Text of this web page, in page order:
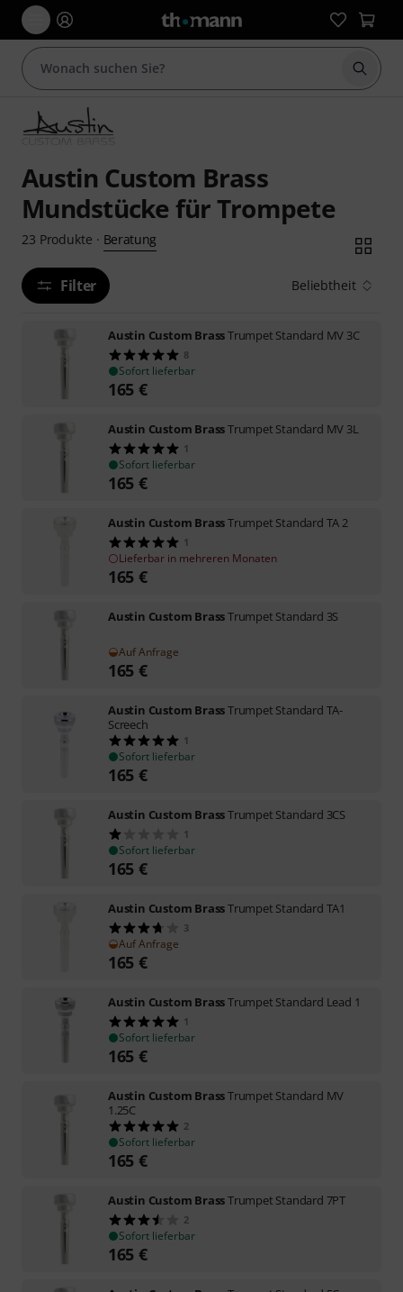
Suche
Austin Custom Brass
Mundstücke für Trompete
23 Produkte · Beratung
Filter Beliebtheit
Austin Custom BrassTrumpet Standard MV 3C
8
Sofort lieferbar
165 €
Austin Custom BrassTrumpet Standard MV 3L
1
Sofort lieferbar
165 €
Austin Custom BrassTrumpet Standard TA 2
1
Lieferbar in mehreren Monaten
165 €
Austin Custom BrassTrumpet Standard 3S
Auf Anfrage
165 €
Austin Custom BrassTrumpet Standard TA-
Screech
1
Sofort lieferbar
165 €
Austin Custom BrassTrumpet Standard 3CS
1
Sofort lieferbar
165 €
Austin Custom BrassTrumpet Standard TA1
3
Auf Anfrage
165 €
Austin Custom BrassTrumpet Standard Lead 1
1
Sofort lieferbar
165 €
Austin Custom BrassTrumpet Standard MV
1.25C
2
Sofort lieferbar
165 €
Austin Custom BrassTrumpet Standard 7PT
2
Sofort lieferbar
165 €